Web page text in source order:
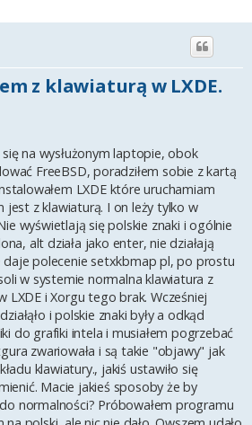
z klawiaturą w LXDE.
na wysłużonym laptopie, obok
FreeBSD, poradziłem sobie z kartą
LXDE które uruchamiam
z klawiaturą. I on leży tylko w
wyświetlają się polskie znaki i ogólnie
alt działa jako enter, nie działają
daje polecenie setxkbmap pl, po prostu
w systemie normalna klawiatura z
LXDE i Xorgu tego brak. Wcześniej
i polskie znaki były a odkąd
do grafiki intela i musiałem pogrzebać
zwariowała i są takie "objawy" jak
klawiatury., jakiś ustawiło się
Macie jakieś sposoby że by
normalności? Próbowałem programu